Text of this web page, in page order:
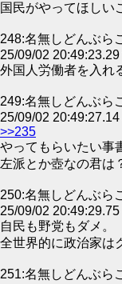
国民がやってほし
248:名無しどんぶら
25/09/02
外国人労働者を入れ
249:名無しどんぶら
25/09/02
>>235
やってもらいたい事
左派とか壺なの君は
250:名無しどんぶら
25/09/02
自民も野党もダメ。
全世界的に政治家は
251:名無しどんぶら